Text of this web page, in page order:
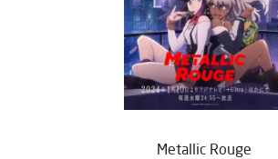
Metallic Rouge